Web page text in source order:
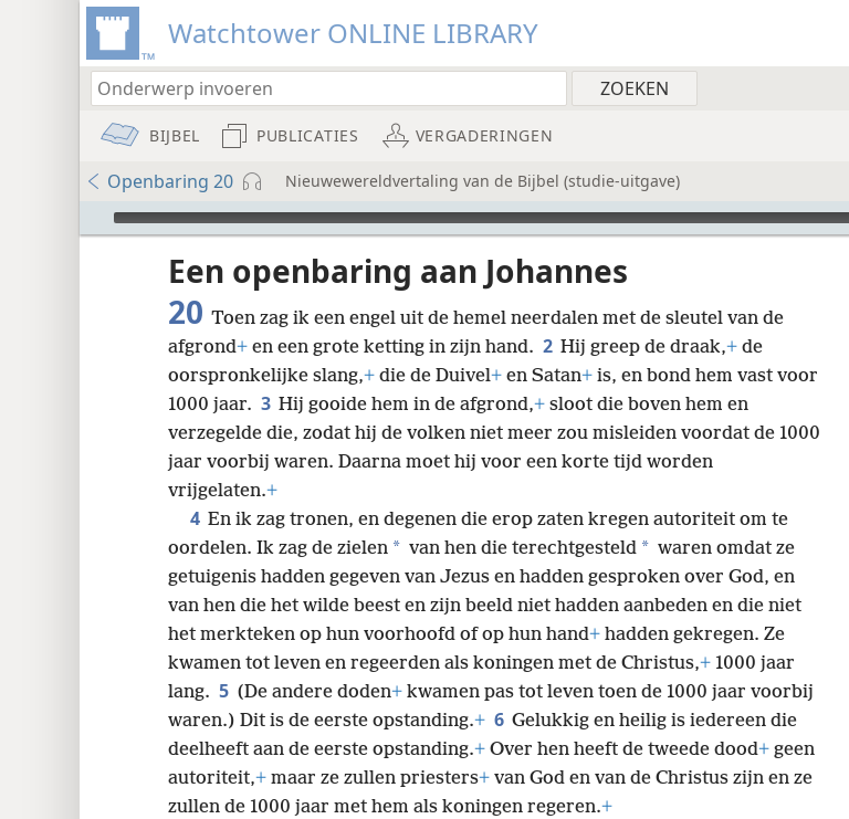
Watchtower ONLINE LIBRARY
BIJBEL PUBLICATIES VERGADERINGEN
Openbaring 20 Nieuwewereldvertaling van de Bijbel (studie-uitgave)
Audio Player
Een openbaring aan Johannes
20 Toen zag ik een engel uit de hemel neerdalen met de sleutel van de
afgrond+ en een grote ketting in zijn hand. 2 Hij greep de draak,+ de
oorspronkelijke slang,+ die de Duivel+ en Satan+ is, en bond hem vast voor
1000 jaar. 3 Hij gooide hem in de afgrond,+ sloot die boven hem en
verzegelde die, zodat hij de volken niet meer zou misleiden voordat de 1000
jaar voorbij waren. Daarna moet hij voor een korte tijd worden
vrijgelaten.+
4 En ik zag tronen, en degenen die erop zaten kregen autoriteit om te
oordelen. Ik zag de zielen * van hen die terechtgesteld * waren omdat ze
getuigenis hadden gegeven van Jezus en hadden gesproken over God, en
van hen die het wilde beest en zijn beeld niet hadden aanbeden en die niet
het merkteken op hun voorhoofd of op hun hand+ hadden gekregen. Ze
kwamen tot leven en regeerden als koningen met de Christus,+ 1000 jaar
lang. 5 (De andere doden+ kwamen pas tot leven toen de 1000 jaar voorbij
waren.) Dit is de eerste opstanding.+ 6 Gelukkig en heilig is iedereen die
deelheeft aan de eerste opstanding.+ Over hen heeft de tweede dood+ geen
autoriteit,+ maar ze zullen priesters+ van God en van de Christus zijn en ze
zullen de 1000 jaar met hem als koningen regeren.+